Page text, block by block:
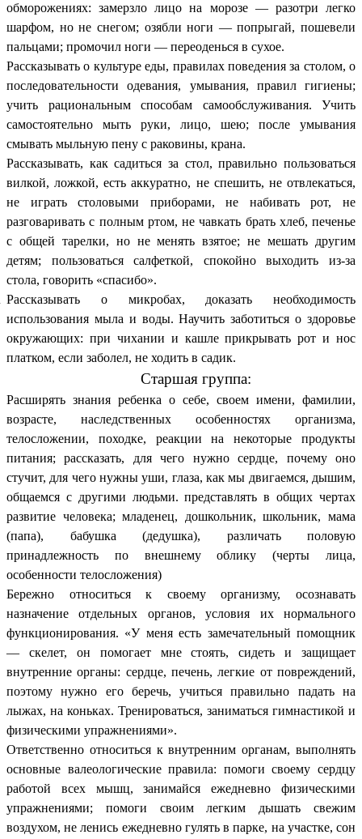
обморожениях: замерзло лицо на морозе — разотри легко
шарфом, но не снегом; озябли ноги — попрыгай, пошевели
пальцами; промочил ноги — переоденься в сухое.
Рассказывать о культуре еды, правилах поведения за столом, о
последовательности одевания, умывания, правил гигиены;
учить рациональным способам самообслуживания. Учить
самостоятельно мыть руки, лицо, шею; после умывания
смывать мыльную пену с раковины, крана.
Рассказывать, как садиться за стол, правильно пользоваться
вилкой, ложкой, есть аккуратно, не спешить, не отвлекаться,
не играть столовыми приборами, не набивать рот, не
разговаривать с полным ртом, не чавкать брать хлеб, печенье
с общей тарелки, но не менять взятое; не мешать другим
детям; пользоваться салфеткой, спокойно выходить из-за
стола, говорить «спасибо».
Рассказывать о микробах, доказать необходимость
использования мыла и воды. Научить заботиться о здоровье
окружающих: при чихании и кашле прикрывать рот и нос
платком, если заболел, не ходить в садик.
Старшая группа:
Расширять знания ребенка о себе, своем имени, фамилии,
возрасте, наследственных особенностях организма,
телосложении, походке, реакции на некоторые продукты
питания; рассказать, для чего нужно сердце, почему оно
стучит, для чего нужны уши, глаза, как мы двигаемся, дышим,
общаемся с другими людьми. представлять в общих чертах
развитие человека; младенец, дошкольник, школьник, мама
(папа), бабушка (дедушка), различать половую
принадлежность по внешнему облику (черты лица,
особенности телосложения)
Бережно относиться к своему организму, осознавать
назначение отдельных органов, условия их нормального
функционирования. «У меня есть замечательный помощник
— скелет, он помогает мне стоять, сидеть и защищает
внутренние органы: сердце, печень, легкие от повреждений,
поэтому нужно его беречь, учиться правильно падать на
лыжах, на коньках. Тренироваться, заниматься гимнастикой и
физическими упражнениями».
Ответственно относиться к внутренним органам, выполнять
основные валеологические правила: помоги своему сердцу
работой всех мышц, занимайся ежедневно физическими
упражнениями; помоги своим легким дышать свежим
воздухом, не ленись ежедневно гулять в парке, на участке, сон